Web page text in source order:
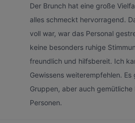
Der Brunch hat eine große
alles schmeckt hervorragend.
voll war, war das Personal
keine besonders ruhige
freundlich und hilfsbereit. Ich
Gewissens weiterempfehlen.
Gruppen, aber auch
Personen.